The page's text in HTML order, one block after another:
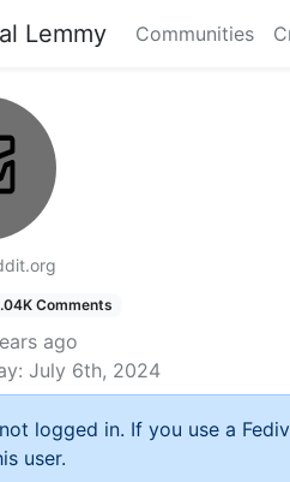
Lemmy Communities
Comments
ago
July 6th, 2024
logged in. If you use a
user.